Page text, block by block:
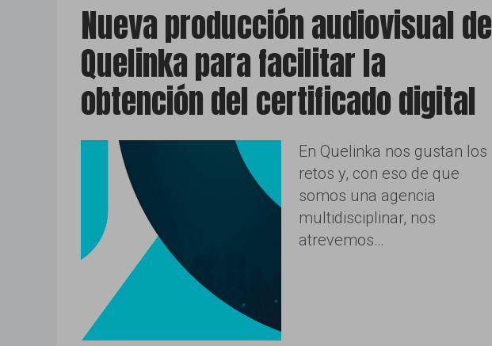
Nueva producción audiovisual de
Quelinka para facilitar la
obtención del certificado digital
En Quelinka nos gustan los
retos y, con eso de que
somos una agencia
multidisciplinar, nos
atrevemos…